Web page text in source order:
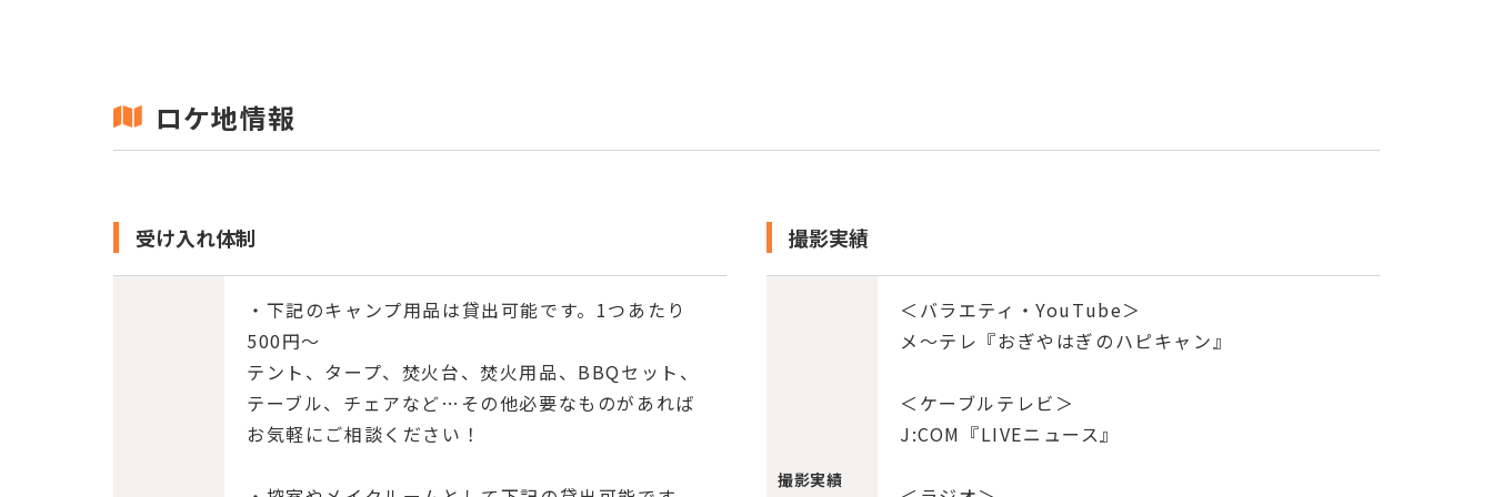
ロケ地情報
受け入れ体制
・下記のキャンプ用品は貸出可能です。1つあたり
500円～
テント、タープ、焚火台、焚火用品、BBQセット、
テーブル、チェアなど…その他必要なものがあれば
お気軽にご相談ください！
撮影実績
撮影実績
＜バラエティ・YouTube＞
メ～テレ『おぎやはぎのハピキャン』
＜ケーブルテレビ＞
J:COM『LIVEニュース』